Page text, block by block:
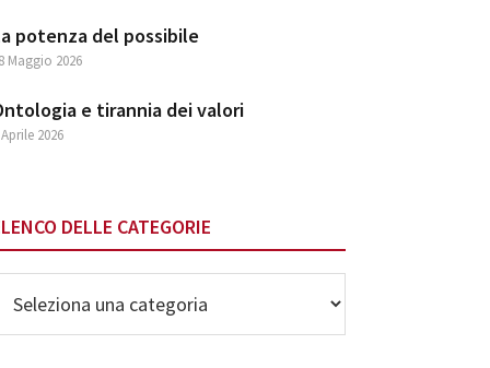
potenza del possibile
Maggio 2026
e tirannia dei valori
2026
DELLE CATEGORIE
delle